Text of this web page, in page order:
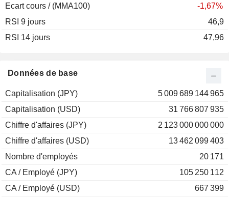
Données de base
Capitalisation (JPY)
5 009 689 144 965
Capitalisation (USD)
31 766 807 935
Chiffre d'affaires (JPY)
2 123 000 000 000
Chiffre d'affaires (USD)
13 462 099 403
Nombre d'employés
20 171
CA / Employé (JPY)
105 250 112
CA / Employé (USD)
667 399
Ecart cours / (MMA100)
-1,67%
RSI 9 jours
46,9
RSI 14 jours
47,96